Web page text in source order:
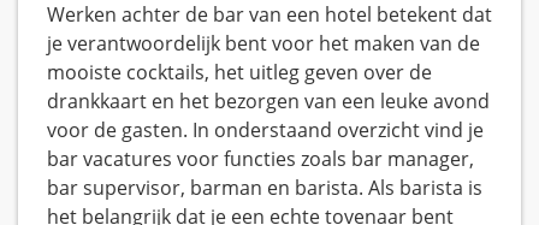
Werken achter de bar van een hotel betekent dat
je verantwoordelijk bent voor het maken van de
mooiste cocktails, het uitleg geven over de
drankkaart en het bezorgen van een leuke avond
voor de gasten. In onderstaand overzicht vind je
bar vacatures voor functies zoals bar manager,
bar supervisor, barman en barista. Als barista is
het belangrijk dat je een echte tovenaar bent